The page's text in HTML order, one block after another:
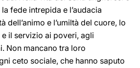
fede intrepida e l’audacia
dell’animo e l’umiltà del cuore, lo
il servizio ai poveri, agli
Non mancano tra loro
ceto sociale, che hanno saputo